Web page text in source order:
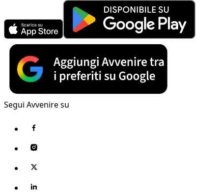
Segui Avvenire su